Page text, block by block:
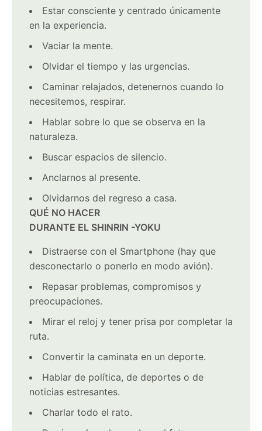
Estar consciente y centrado únicamente
en la experiencia.
Vaciar la mente.
Olvidar el tiempo y las urgencias.
Caminar relajados, detenernos cuando lo
necesitemos, respirar.
Hablar sobre lo que se observa en la
naturaleza.
Buscar espacios de silencio.
Anclarnos al presente.
Olvidarnos del regreso a casa.
QUÉ NO HACER
DURANTE EL SHINRIN -YOKU
Distraerse con el Smartphone (hay que
desconectarlo o ponerlo en modo avión).
Repasar problemas, compromisos y
preocupaciones.
Mirar el reloj y tener prisa por completar la
ruta.
Convertir la caminata en un deporte.
Hablar de política, de deportes o de
noticias estresantes.
Charlar todo el rato.